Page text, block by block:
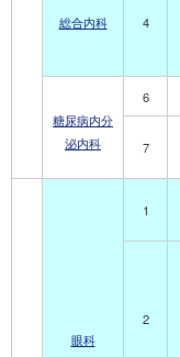
総合内科 4
糖尿病内分
泌内科
6
7
眼科
1
2